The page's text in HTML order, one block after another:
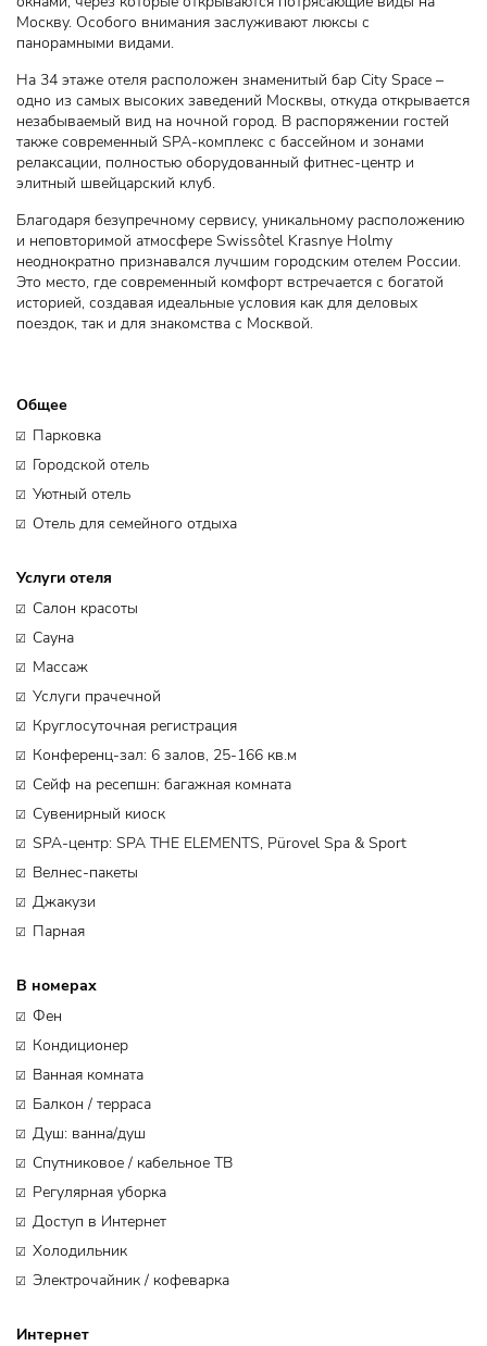
Москву. Особого внимания заслуживают люксы с
панорамными видами.
На 34 этаже отеля расположен знаменитый бар City Space –
одно из самых высоких заведений Москвы, откуда открывается
незабываемый вид на ночной город. В распоряжении гостей
также современный SPA-комплекс с бассейном и зонами
релаксации, полностью оборудованный фитнес-центр и
элитный швейцарский клуб.
Благодаря безупречному сервису, уникальному расположению
и неповторимой атмосфере Swissôtel Krasnye Holmy
неоднократно признавался лучшим городским отелем России.
Это место, где современный комфорт встречается с богатой
историей, создавая идеальные условия как для деловых
поездок, так и для знакомства с Москвой.
Общее
Парковка
Городской отель
Уютный отель
Отель для семейного отдыха
Услуги отеля
Салон красоты
Сауна
Массаж
Услуги прачечной
Круглосуточная регистрация
Конференц-зал: 6 залов, 25-166 кв.м
Сейф на ресепшн: багажная комната
Сувенирный киоск
SPA-центр: SPA THE ELEMENTS, Pürovel Spa & Sport
Велнес-пакеты
Джакузи
Парная
В номерах
Фен
Кондиционер
Ванная комната
Балкон / терраса
Душ: ванна/душ
Спутниковое / кабельное ТВ
Регулярная уборка
Доступ в Интернет
Холодильник
Электрочайник / кофеварка
Интернет